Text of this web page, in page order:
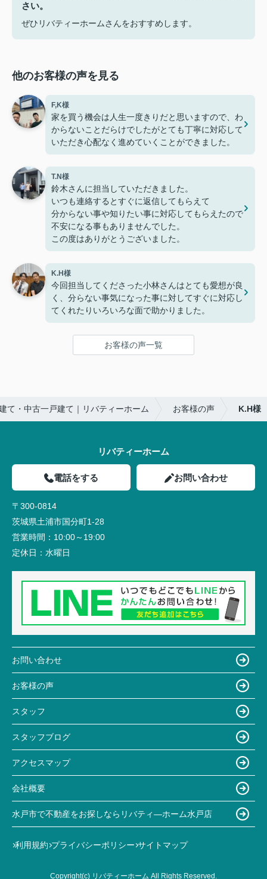
さい。
ぜひリバティーホームさんをおすすめします。
他のお客様の声を見る
F,K様
家を買う機会は人生一度きりだと思いますので、わ
からないことだらけでしたがとても丁寧に対応して
いただき心配なく進めていくことができました。
T.N様
鈴木さんに担当していただきました。
いつも連絡するとすぐに返信してもらえて
分からない事や知りたい事に対応してもらえたので
不安になる事もありませんでした。
この度はありがとうございました。
K.H様
今回担当してくださった小林さんはとても愛想が良
く、分らない事気になった事に対してすぐに対応し
てくれたりいろいろな面で助かりました。
お客様の声一覧
て・中古一戸建て｜リバティーホーム お客様の声 K.H様
リバティーホーム
電話をする お問い合わせ
〒300-0814
茨城県土浦市国分町1-28
営業時間： 10:00～19:00
定休日： 水曜日
お問い合わせ
お客様の声
スタッフ
スタッフブログ
アクセスマップ
会社概要
水戸市で不動産をお探しならリバティ―ホーム水戸店
利用規約 プライバシーポリシー サイトマップ
Copyright(c) リバティーホーム All Rights Reserved.